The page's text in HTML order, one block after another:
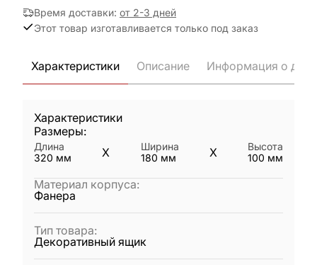
Время доставки: от 2-3 дней
Этот товар изготавливается только под заказ
Характеристики Описание Информация о
Характеристики
Размеры:
Длина
320 мм X
Ширина
180 мм X
Высота
100 мм
Материал корпуса:
Фанера
Тип товара:
Декоративный ящик